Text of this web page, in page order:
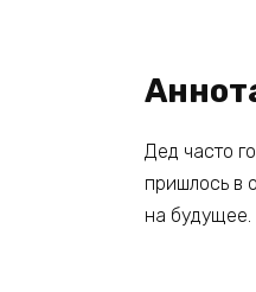
Дед часто
пришлось в
на будущее.